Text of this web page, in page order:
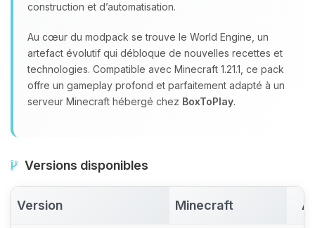
construction et d’automatisation.
Au cœur du modpack se trouve le World Engine, un
artefact évolutif qui débloque de nouvelles recettes et
technologies. Compatible avec Minecraft 1.21.1, ce pack
offre un gameplay profond et parfaitement adapté à un
serveur Minecraft hébergé chez BoxToPlay.
Versions disponibles
Version Minecraft